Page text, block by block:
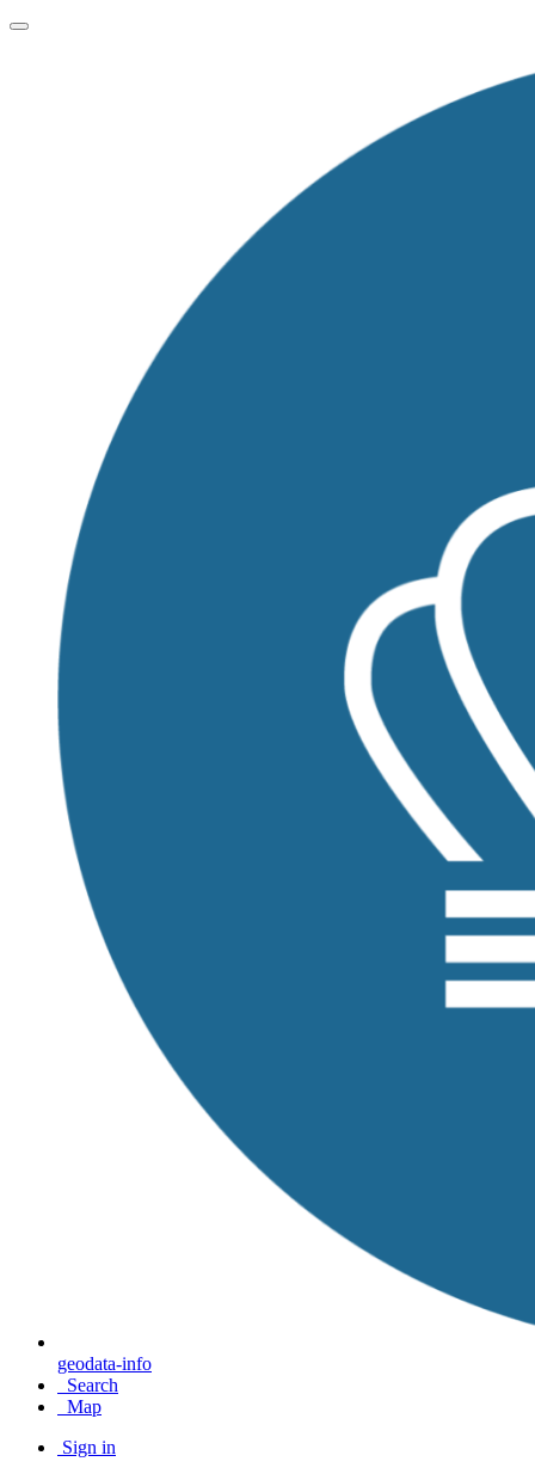
geodata-info
Search
Map
Sign in